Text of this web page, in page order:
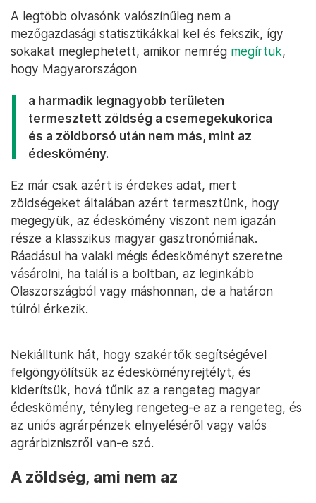
A legtöbb olvasónk valószínűleg nem a
mezőgazdasági statisztikákkal kel és fekszik, így
sokakat meglephetett, amikor nemrég megírtuk,
hogy Magyarországon
a harmadik legnagyobb területen
termesztett zöldség a csemegekukorica
és a zöldborsó után nem más, mint az
édeskömény.
Ez már csak azért is érdekes adat, mert
zöldségeket általában azért termesztünk, hogy
megegyük, az édeskömény viszont nem igazán
része a klasszikus magyar gasztronómiának.
Ráadásul ha valaki mégis édesköményt szeretne
vásárolni, ha talál is a boltban, az leginkább
Olaszországból vagy máshonnan, de a határon
túlról érkezik.
Nekiálltunk hát, hogy szakértők segítségével
felgöngyölítsük az édesköményrejtélyt, és
kiderítsük, hová tűnik az a rengeteg magyar
édeskömény, tényleg rengeteg-e az a rengeteg, és
az uniós agrárpénzek elnyeléséről vagy valós
agrárbizniszről van-e szó.
A zöldség, ami nem az